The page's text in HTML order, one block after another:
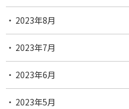
2023年8月
2023年7月
2023年6月
2023年5月